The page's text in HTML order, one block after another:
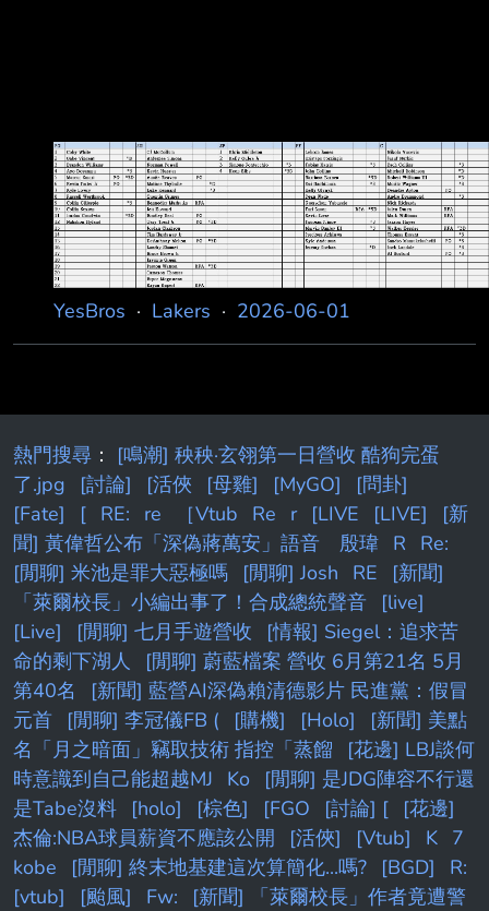
YesBros · Lakers · 2026-06-01
熱門搜尋 ： [鳴潮] 秧秧·玄翎第一日營收 酷狗完蛋
了.jpg
[討論] [活俠 [母雞] [MyGO]
[問卦]
[Fate]
[ RE: re ［Vtub Re r [LIVE [LIVE]
[新
聞] 黃偉哲公布「深偽蔣萬安」語音 殷瑋 R
Re:
[閒聊] 米池是罪大惡極嗎
[閒聊] Josh RE
[新聞]
「萊爾校長」小編出事了！合成總統聲音
[live]
[Live]
[閒聊] 七月手遊營收
[情報] Siegel：追求苦
命的剩下湖人
[閒聊] 蔚藍檔案 營收 6月第21名 5月
第40名
[新聞] 藍營AI深偽賴清德影片 民進黨：假冒
元首
[閒聊] 李冠儀FB ( [購機] [Holo]
[新聞] 美點
名「月之暗面」竊取技術 指控「蒸餾
[花邊] LBJ談何
時意識到自己能超越MJ
Ko
[閒聊] 是JDG陣容不行還
是Tabe沒料
[holo] [棕色] [FGO [討論] [
[花邊]
杰倫:NBA球員薪資不應該公開
[活俠] [Vtub] K 7
kobe
[閒聊] 終末地基建這次算簡化...嗎? [BGD]
R:
[vtub]
[颱風] Fw:
[新聞] 「萊爾校長」作者竟遭警